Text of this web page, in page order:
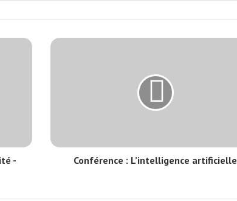
-
Conférence : L’intelligence artificielle